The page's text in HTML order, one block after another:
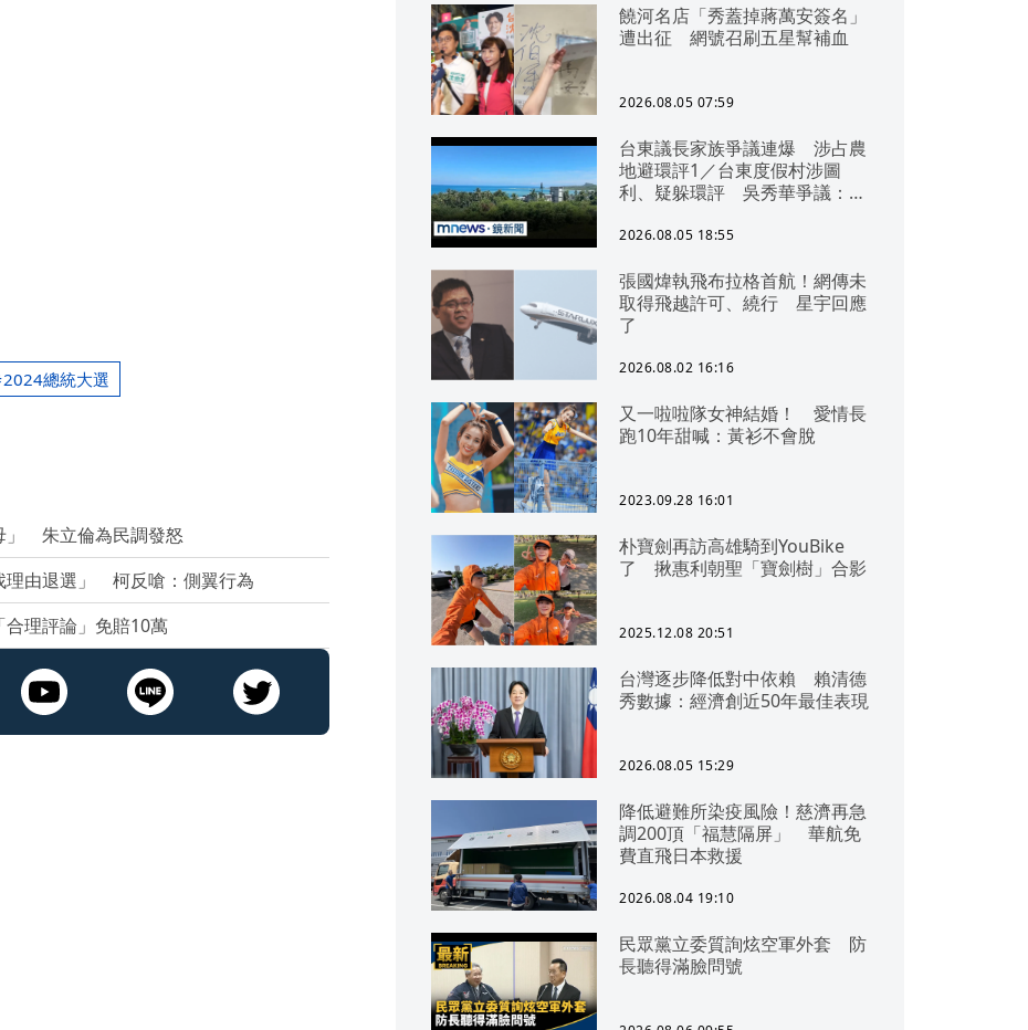
2024總統大選
」 朱立倫為民調發怒
理由退選」 柯反嗆：側翼行為
理評論」免賠10萬
饒河名店「秀蓋掉蔣萬安簽名」
遭出征 網號召刷五星幫補血
2026.08.05 07:59
台東議長家族爭議連爆 涉占農
地避環評1／台東度假村涉圖
利、疑躲環評 吳秀華爭議：概
2026.08.05 18:55
張國煒執飛布拉格首航！網傳未
取得飛越許可、繞行 星宇回應
了
2026.08.02 16:16
又一啦啦隊女神結婚！ 愛情長
跑10年甜喊：黃衫不會脫
2023.09.28 16:01
朴寶劍再訪高雄騎到YouBike
了 揪惠利朝聖「寶劍樹」合影
2025.12.08 20:51
台灣逐步降低對中依賴 賴清德
秀數據：經濟創近50年最佳表現
2026.08.05 15:29
降低避難所染疫風險！慈濟再急
調200頂「福慧隔屏」 華航免
費直飛日本救援
2026.08.04 19:10
民眾黨立委質詢炫空軍外套 防
長聽得滿臉問號